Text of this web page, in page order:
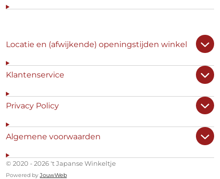
Locatie en (afwijkende) openingstijden winkel
Klantenservice
Privacy Policy
Algemene voorwaarden
© 2020 - 2026 't Japanse Winkeltje
Powered by JouwWeb